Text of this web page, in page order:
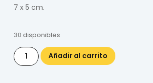
7 x 5 cm.
30 disponibles
Añadir al carrito